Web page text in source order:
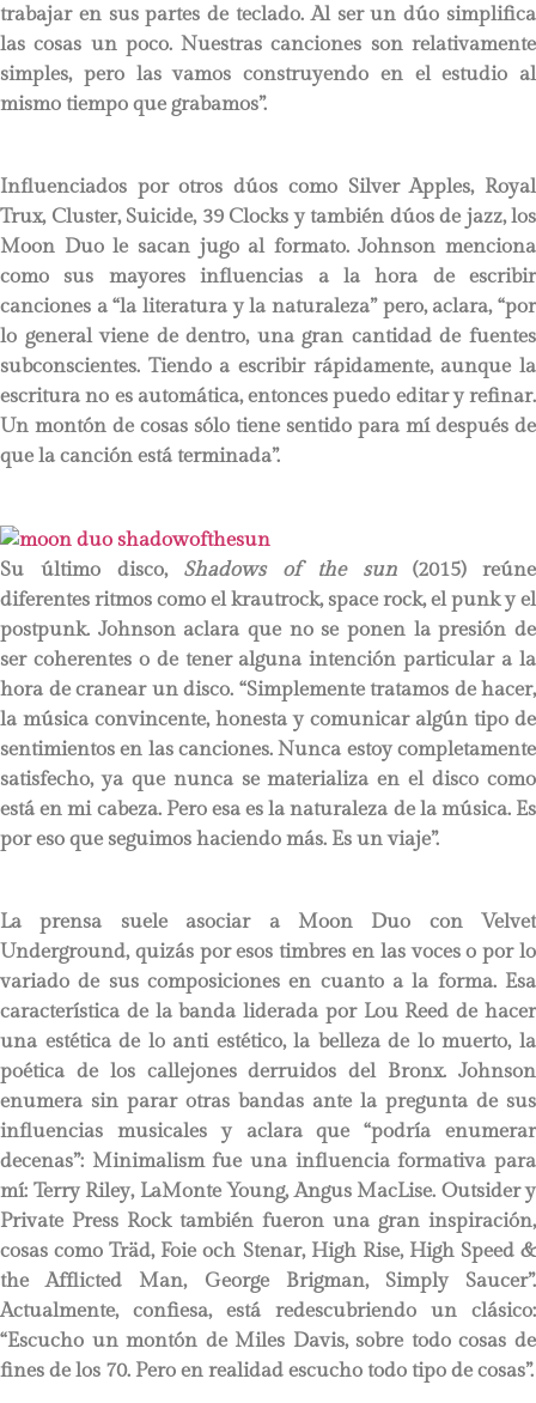
trabajar en sus partes de teclado. Al ser un dúo simplifica
las cosas un poco. Nuestras canciones son relativamente
simples, pero las vamos construyendo en el estudio al
mismo tiempo que grabamos”.
Influenciados por otros dúos como Silver Apples, Royal
Trux, Cluster, Suicide, 39 Clocks y también dúos de jazz, los
Moon Duo le sacan jugo al formato. Johnson menciona
como sus mayores influencias a la hora de escribir
canciones a “la literatura y la naturaleza” pero, aclara, “por
lo general viene de dentro, una gran cantidad de fuentes
subconscientes. Tiendo a escribir rápidamente, aunque la
escritura no es automática, entonces puedo editar y refinar.
Un montón de cosas sólo tiene sentido para mí después de
que la canción está terminada”.
Su último disco, Shadows of the sun(2015) reúne
diferentes ritmos como el krautrock, space rock, el punk y el
postpunk. Johnson aclara que no se ponen la presión de
ser coherentes o de tener alguna intención particular a la
hora de cranear un disco. “Simplemente tratamos de hacer,
la música convincente, honesta y comunicar algún tipo de
sentimientos en las canciones. Nunca estoy completamente
satisfecho, ya que nunca se materializa en el disco como
está en mi cabeza. Pero esa es la naturaleza de la música. Es
por eso que seguimos haciendo más. Es un viaje”.
La prensa suele asociar a Moon Duo con Velvet
Underground, quizás por esos timbres en las voces o por lo
variado de sus composiciones en cuanto a la forma. Esa
característica de la banda liderada por Lou Reed de hacer
una estética de lo anti estético, la belleza de lo muerto, la
poética de los callejones derruidos del Bronx. Johnson
enumera sin parar otras bandas ante la pregunta de sus
influencias musicales y aclara que “podría enumerar
decenas”: Minimalism fue una influencia formativa para
mí: Terry Riley, LaMonte Young, Angus MacLise. Outsider y
Private Press Rock también fueron una gran inspiración,
cosas como Träd, Foie och Stenar, High Rise, High Speed &
the Afflicted Man, George Brigman, Simply Saucer”.
Actualmente, confiesa, está redescubriendo un clásico:
“Escucho un montón de Miles Davis, sobre todo cosas de
fines de los 70. Pero en realidad escucho todo tipo de cosas”.